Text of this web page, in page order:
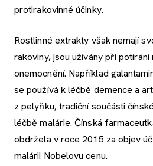
protirakovinné účinky.
Rostlinné extrakty však nemají
rakoviny, jsou užívány při potírání
onemocnění. Například
se používá k léčbě demence a
z pelyňku, tradiční součásti
léčbě malárie. Čínská
obdržela v roce 2015 za objev
malárii Nobelovu cenu.